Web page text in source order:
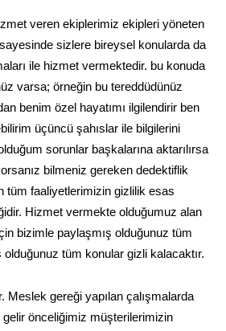
veren ekiplerimiz ekipleri yöneten
sizlere bireysel konularda da
ile hizmet vermektedir. bu konuda
varsa; örneğin bu tereddüdünüz
benim özel hayatımı ilgilendirir ben
üçüncü şahıslar ile bilgilerini
sorunlar başkalarına aktarılırsa
bilmeniz gereken dedektiflik
tüm faaliyetlerimizin gizlilik esas
Hizmet vermekte olduğumuz alan
bizimle paylaşmış olduğunuz tüm
olduğunuz tüm konular gizli kalacaktır.
Meslek gereği yapılan çalışmalarda
önceliğimiz müşterilerimizin